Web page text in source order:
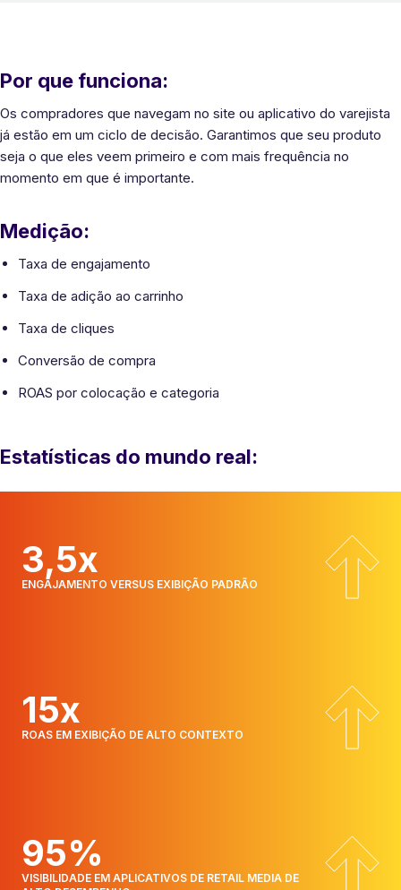
Por que funciona:
Os compradores que navegam no site ou aplicativo do varejista
já estão em um ciclo de decisão. Garantimos que seu produto
seja o que eles veem primeiro e com mais frequência no
momento em que é importante.
Medição:
Taxa de engajamento
Taxa de adição ao carrinho
Taxa de cliques
Conversão de compra
ROAS por colocação e categoria
Estatísticas do mundo real:
3,5x
ENGAJAMENTO VERSUS EXIBIÇÃO PADRÃO
15x
ROAS EM EXIBIÇÃO DE ALTO CONTEXTO
95%
VISIBILIDADE EM APLICATIVOS DE RETAIL MEDIA DE